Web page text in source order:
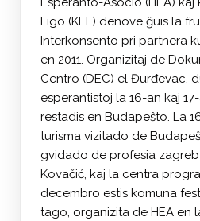
Ligo (KEL) denove ĝuis la
Interkonsento pri partnera
en 2011. Organizitaj de
Centro (DEC) el Đurđevac,
esperantistoj la 16-an kaj
restadis en Budapeŝto. La
turisma vizitado de
gvidado de profesia
Kovačić, kaj la centra
decembro estis komuna
tago, organizita de HEA en